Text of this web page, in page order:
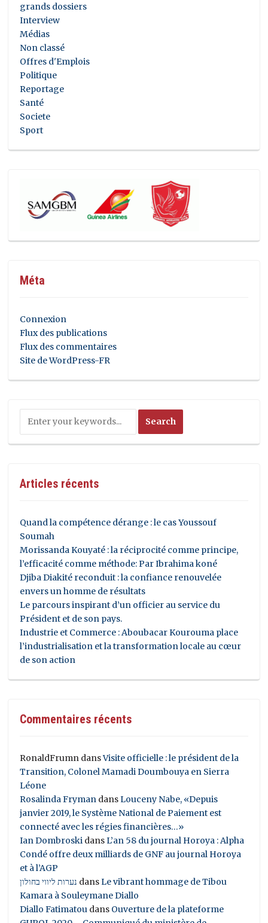
grands dossiers
Interview
Médias
Non classé
Offres d'Emplois
Politique
Reportage
Santé
Societe
Sport
Méta
Connexion
Flux des publications
Flux des commentaires
Site de WordPress-FR
Articles récents
Quand la compétence dérange : le cas Youssouf
Soumah
Morissanda Kouyaté : la réciprocité comme principe,
l’efficacité comme méthode: Par Ibrahima koné
Djiba Diakité reconduit : la confiance renouvelée
envers un homme de résultats
Le parcours inspirant d’un officier au service du
Président et de son pays.
Industrie et Commerce : Aboubacar Kourouma place
l’industrialisation et la transformation locale au cœur
de son action
Commentaires récents
RonaldFrumn dansVisite officielle : le président de la
Transition, Colonel Mamadi Doumbouya en Sierra
Léone
Rosalinda Fryman dansLouceny Nabe, «Depuis
janvier 2019, le Système National de Paiement est
connecté avec les régies financières…»
Ian Dombroski dansL’an 58 du journal Horoya : Alpha
Condé offre deux milliards de GNF au journal Horoya
et à l’AGP
נערות ליווי בחולון dansLe vibrant hommage de Tibou
Kamara à Souleymane Diallo
Diallo Fatimatou dans Ouverture de la plateforme